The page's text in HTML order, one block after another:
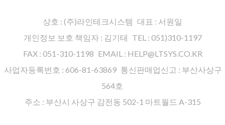
상호 : (주)라인테크시스템 대표 : 서원일
개인정보 보호 책임자 : 김기태 TEL : 051)310-1197
FAX : 051-310-1198 EMAIL : HELP@LTSYS.CO.KR
사업자등록번호 : 606-81-63869 통신판매업신고 : 부산사상구
564호
주소 : 부산시 사상구 감전동 502-1 마트월드 A-315